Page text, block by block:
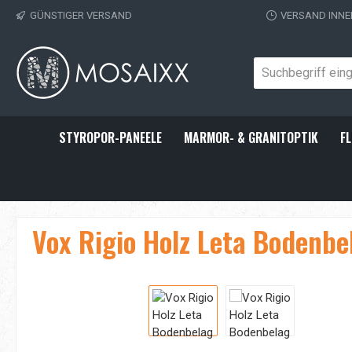
Hauptinhalt springen
Zur Suche springen
Zur Hauptnavigation springen
GÜNSTIGER VERSAND VERSAND
STYROPOR-PANEELE MARMOR- & GRANITOPTIK
Vox Rigio Holz Leta
Bildergalerie überspringen